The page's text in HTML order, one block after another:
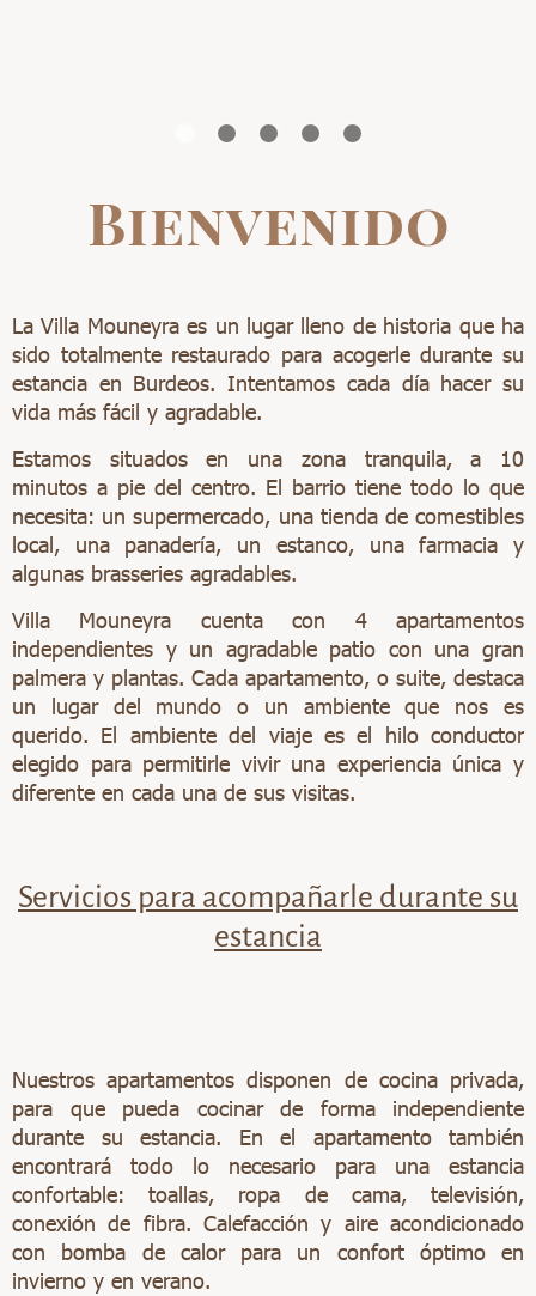
Bienvenido
La Villa Mouneyra es un lugar lleno de historia que ha
sido totalmente restaurado para acogerle durante su
estancia en Burdeos. Intentamos cada día hacer su
vida más fácil y agradable.
Estamos situados en una zona tranquila, a 10
minutos a pie del centro. El barrio tiene todo lo que
necesita: un supermercado, una tienda de comestibles
local, una panadería, un estanco, una farmacia y
algunas brasseries agradables.
Villa Mouneyra cuenta con 4 apartamentos
independientes y un agradable patio con una gran
palmera y plantas. Cada apartamento, o suite, destaca
un lugar del mundo o un ambiente que nos es
querido. El ambiente del viaje es el hilo conductor
elegido para permitirle vivir una experiencia única y
diferente en cada una de sus visitas.
Servicios para acompañarle durante su
estancia
Nuestros apartamentos disponen de cocina privada,
para que pueda cocinar de forma independiente
durante su estancia. En el apartamento también
encontrará todo lo necesario para una estancia
confortable: toallas, ropa de cama, televisión,
conexión de fibra. Calefacción y aire acondicionado
con bomba de calor para un confort óptimo en
invierno y en verano.